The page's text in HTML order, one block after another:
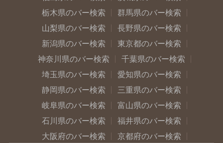
栃木県のバー検索
群馬県のバー検索
山梨県のバー検索
長野県のバー検索
新潟県のバー検索
東京都のバー検索
神奈川県のバー検索
千葉県のバー検索
埼玉県のバー検索
愛知県のバー検索
静岡県のバー検索
三重県のバー検索
岐阜県のバー検索
富山県のバー検索
石川県のバー検索
福井県のバー検索
大阪府のバー検索
京都府のバー検索